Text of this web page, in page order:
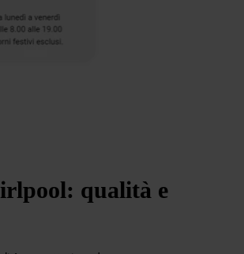
qualità e